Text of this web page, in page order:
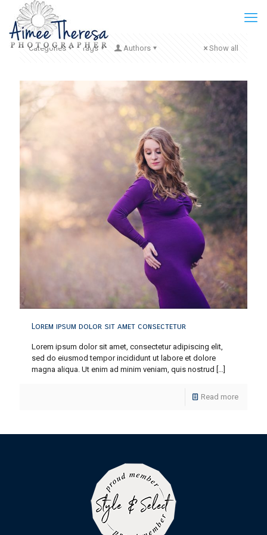
Categories Tags Authors Show all
Lorem ipsum dolor sit amet consectetur
Lorem ipsum dolor sit amet, consectetur adipiscing elit,
sed do eiusmod tempor incididunt ut labore et dolore
magna aliqua. Ut enim ad minim veniam, quis nostrud […]
Read more